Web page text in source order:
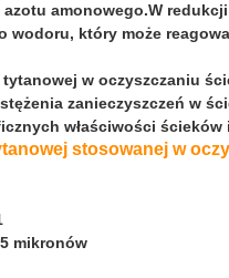
amonowego.W
który może
w oczyszczaniu
zanieczyszczeń w
właściwości
stosowanej w
mikronów